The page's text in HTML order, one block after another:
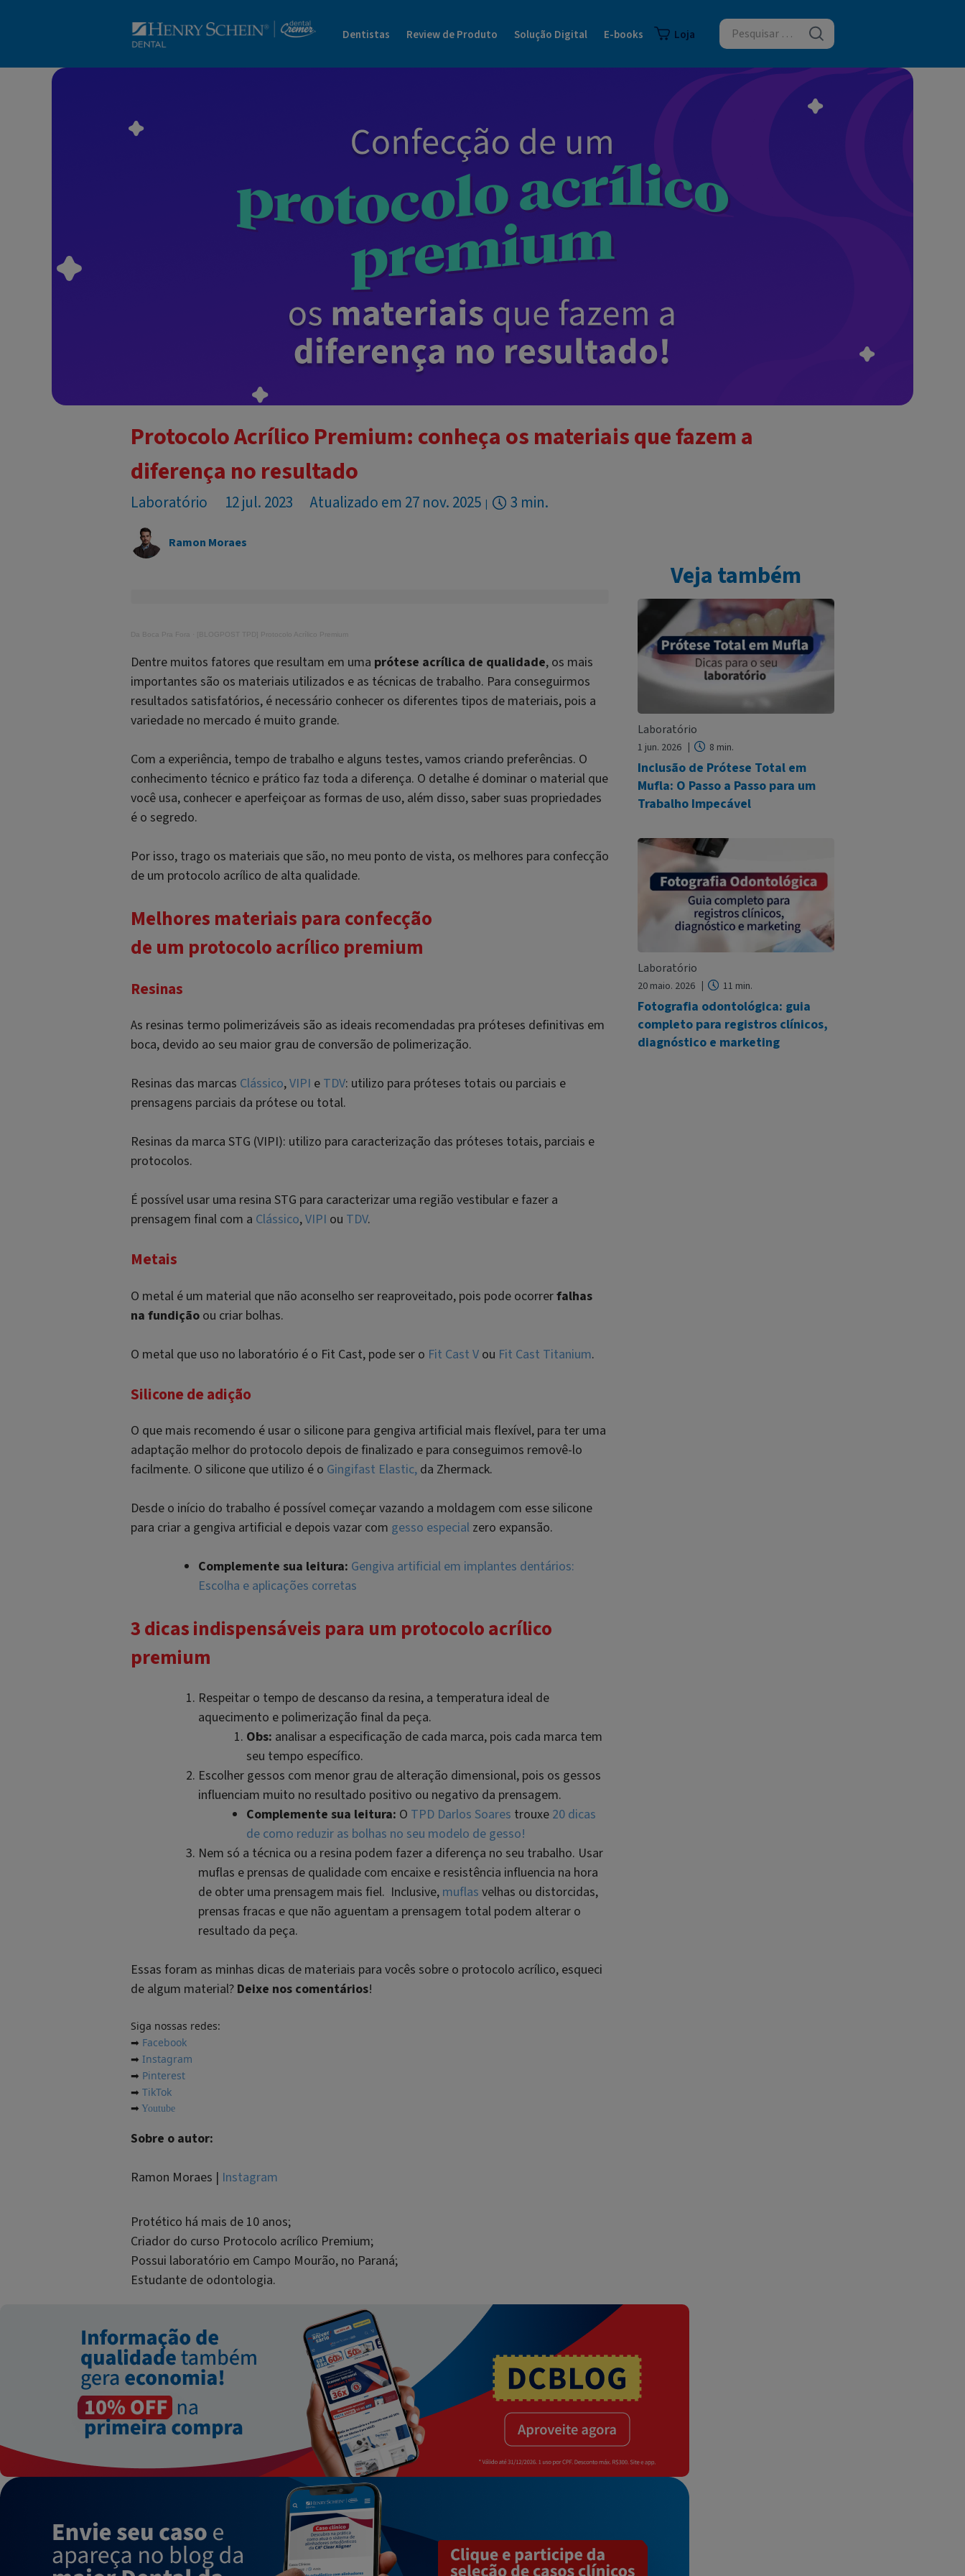
Dentistas Review de Produto Solução Digital E-books Loja
Protocolo Acrílico Premium: conheça os materiais que fazem a
diferença no resultado
Laboratório 12 jul. 2023 Atualizado em 27 nov. 2025 3 min.
Ramon Moraes
Da Boca Pra Fora [BLOGPOST TPD] Protocolo Acrílico Premium
Dentre muitos fatores que resultam em uma prótese acrílica de qualidade, os mais
importantes são os materiais utilizados e as técnicas de trabalho. Para conseguirmos
resultados satisfatórios, é necessário conhecer os diferentes tipos de materiais, pois a
variedade no mercado é muito grande.
Com a experiência, tempo de trabalho e alguns testes, vamos criando preferências. O
conhecimento técnico e prático faz toda a diferença. O detalhe é dominar o material que
você usa, conhecer e aperfeiçoar as formas de uso, além disso, saber suas propriedades
é o segredo.
Por isso, trago os materiais que são, no meu ponto de vista, os melhores para confecção
de um protocolo acrílico de alta qualidade.
Melhores materiais para confecção
de um protocolo acrílico premium
Resinas
As resinas termo polimerizáveis são as ideais recomendadas pra próteses definitivas em
boca, devido ao seu maior grau de conversão de polimerização.
Resinas das marcas Clássico,VIPI e TDV: utilizo para próteses totais ou parciais e
prensagens parciais da prótese ou total.
Resinas da marca STG (VIPI): utilizo para caracterização das próteses totais, parciais e
protocolos.
É possível usar uma resina STG para caracterizar uma região vestibular e fazer a
prensagem final com a Clássico,VIPI ou TDV.
Metais
O metal é um material que não aconselho ser reaproveitado, pois pode ocorrerfalhas
na fundição ou criar bolhas.
O metal que uso no laboratório é o Fit Cast, pode ser o Fit Cast V ou Fit Cast Titanium.
Silicone de adição
O que mais recomendo é usar o silicone para gengiva artificial mais flexível, para ter uma
adaptação melhor do protocolo depois de finalizado e para conseguimos removê-lo
facilmente. O silicone que utilizo é o Gingifast Elastic, da Zhermack.
Desde o início do trabalho é possível começar vazando a moldagem com esse silicone
para criar a gengiva artificial e depois vazar com gesso especial zero expansão.
Complemente sua leitura: Gengiva artificial em implantes dentários:
Escolha e aplicações corretas
3 dicas indispensáveis para um protocolo acrílico
premium
Respeitar o tempo de descanso da resina, a temperatura ideal de
aquecimento e polimerização final da peça.
Obs: analisar a especificação de cada marca, pois cada marca tem
seu tempo específico.
Escolher gessos com menor grau de alteração dimensional, pois os gessos
influenciam muito no resultado positivo ou negativo da prensagem.
Complemente sua leitura: O TPD Darlos Soares trouxe 20 dicas
de como reduzir as bolhas no seu modelo de gesso!
Nem só a técnica ou a resina podem fazer a diferença no seu trabalho. Usar
muflas e prensas de qualidade com encaixe e resistência influencia na hora
de obter uma prensagem mais fiel. Inclusive, muflas velhas ou distorcidas,
prensas fracas e que não aguentam a prensagem total podem alterar o
resultado da peça.
Essas foram as minhas dicas de materiais para vocês sobre o protocolo acrílico, esqueci
de algum material? Deixe nos comentários!
Siga nossas redes:
➡ Facebook
➡ Instagram
➡ Pinterest
➡ TikTok
➡ Youtube
Sobre o autor:
Ramon Moraes | Instagram
Protético há mais de 10 anos;
Criador do curso Protocolo acrílico Premium;
Possui laboratório em Campo Mourão, no Paraná;
Estudante de odontologia.
Veja também
Laboratório
1 jun. 2026 8 min.
Inclusão de Prótese Total em
Mufla: O Passo a Passo para um
Trabalho Impecável
Laboratório
20 maio. 2026 11 min.
Fotografia odontológica: guia
completo para registros clínicos,
diagnóstico e marketing